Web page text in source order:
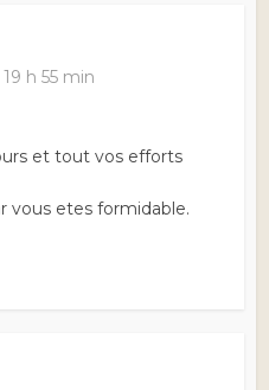
h 55 min
et tout vos efforts
vous etes formidable.